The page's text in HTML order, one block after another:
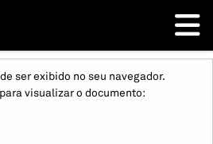
ser exibido no seu navegador.
visualizar o documento: